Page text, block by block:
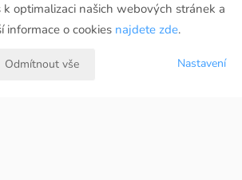
k optimalizaci našich webových stránek a
informace o cookies najdete zde.
Odmítnout vše Nastavení